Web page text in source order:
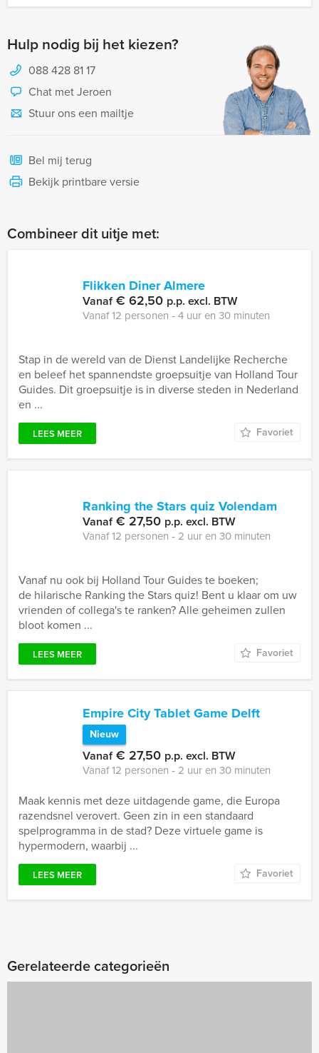
Hulp nodig bij het kiezen?
088 428 81 17
Chat met Jeroen
Stuur ons een mailtje
Bel mij terug
Bekijk printbare versie
Combineer dit uitje met:
Flikken Diner Almere
Vanaf€ 62,50 p.p. excl. BTW
Vanaf 12 personen ‐ 4 uur en 30 minuten
Stap in de wereld van de Dienst Landelijke Recherche
en beleef het spannendste groepsuitje van Holland Tour
Guides. Dit groepsuitje is in diverse steden in Nederland
en ...
LEES MEER Favoriet
Ranking the Stars quiz Volendam
Vanaf€ 27,50 p.p. excl. BTW
Vanaf 12 personen ‐ 2 uur en 30 minuten
Vanaf nu ook bij Holland Tour Guides te boeken;
de hilarische Ranking the Stars quiz! Bent u klaar om uw
vrienden of collega's te ranken? Alle geheimen zullen
bloot komen ...
LEES MEER Favoriet
Empire City Tablet Game Delft
Nieuw
Vanaf€ 27,50 p.p. excl. BTW
Vanaf 12 personen ‐ 2 uur en 30 minuten
Maak kennis met deze uitdagende game, die Europa
razendsnel verovert. Geen zin in een standaard
spelprogramma in de stad? Deze virtuele game is
hypermodern, waarbij ...
LEES MEER Favoriet
Gerelateerde categorieën